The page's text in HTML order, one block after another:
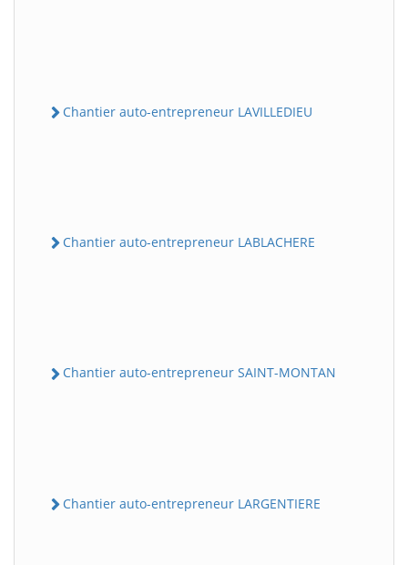
Chantier auto-entrepreneur LAVILLEDIEU
Chantier auto-entrepreneur LABLACHERE
Chantier auto-entrepreneur SAINT-MONTAN
Chantier auto-entrepreneur LARGENTIERE